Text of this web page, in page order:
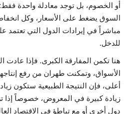
أو الخصوم، بل توجد معادلة واحدة
السوق يضغط على الأسعار، وكل
مباشراً في إيرادات الدول التي
للدخل.
هنا تكمن المفارقة الكبرى. فإذا عادت
الأسواق، وتمكنت طهران من رفع
أعلى، فإن النتيجة الطبيعية ستكون
زيادة كبيرة في المعروض، خصوصاً إذا
دول أخرى أو مع تباطؤ في الاقتصاد